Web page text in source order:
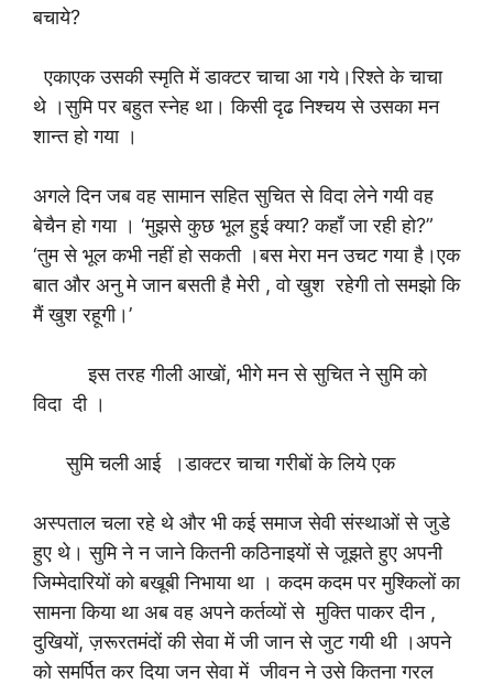
बचाये?
एकाएक उसकी स्मृति में डाक्टर चाचा आ गये।रिश्ते के चाचा
थे ।सुमि पर बहुत स्नेह था। किसी दृढ निश्चय से उसका मन
शान्त हो गया ।
अगले दिन जब वह सामान सहित सुचित से विदा लेने गयी वह
बेचैन हो गया । ‘मुझसे कुछ भूल हुई क्या? कहाँ जा रही हो?”
‘तुम से भूल कभी नहीं हो सकती ।बस मेरा मन उचट गया है।एक
बात और अनु मे जान बसती है मेरी , वो खुश रहेगी तो समझो कि
मैं खुश रहूगी।’
इस तरह गीली आखों, भीगे मन से सुचित ने सुमि को
विदा दी ।
सुमि चली आई ।डाक्टर चाचा गरीबों के लिये एक
अस्पताल चला रहे थे और भी कई समाज सेवी संस्थाओं से जुडे
हुए थे। सुमि ने न जाने कितनी कठिनाइयों से जूझते हुए अपनी
जिम्मेदारियों को बखूबी निभाया था । कदम कदम पर मुश्किलों का
सामना किया था अब वह अपने कर्तव्यों से मुक्ति पाकर दीन ,
दुखियों, ज़रूरतमंदों की सेवा में जी जान से जुट गयी थी ।अपने
को समर्पित कर दिया जन सेवा में जीवन ने उसे कितना गरल